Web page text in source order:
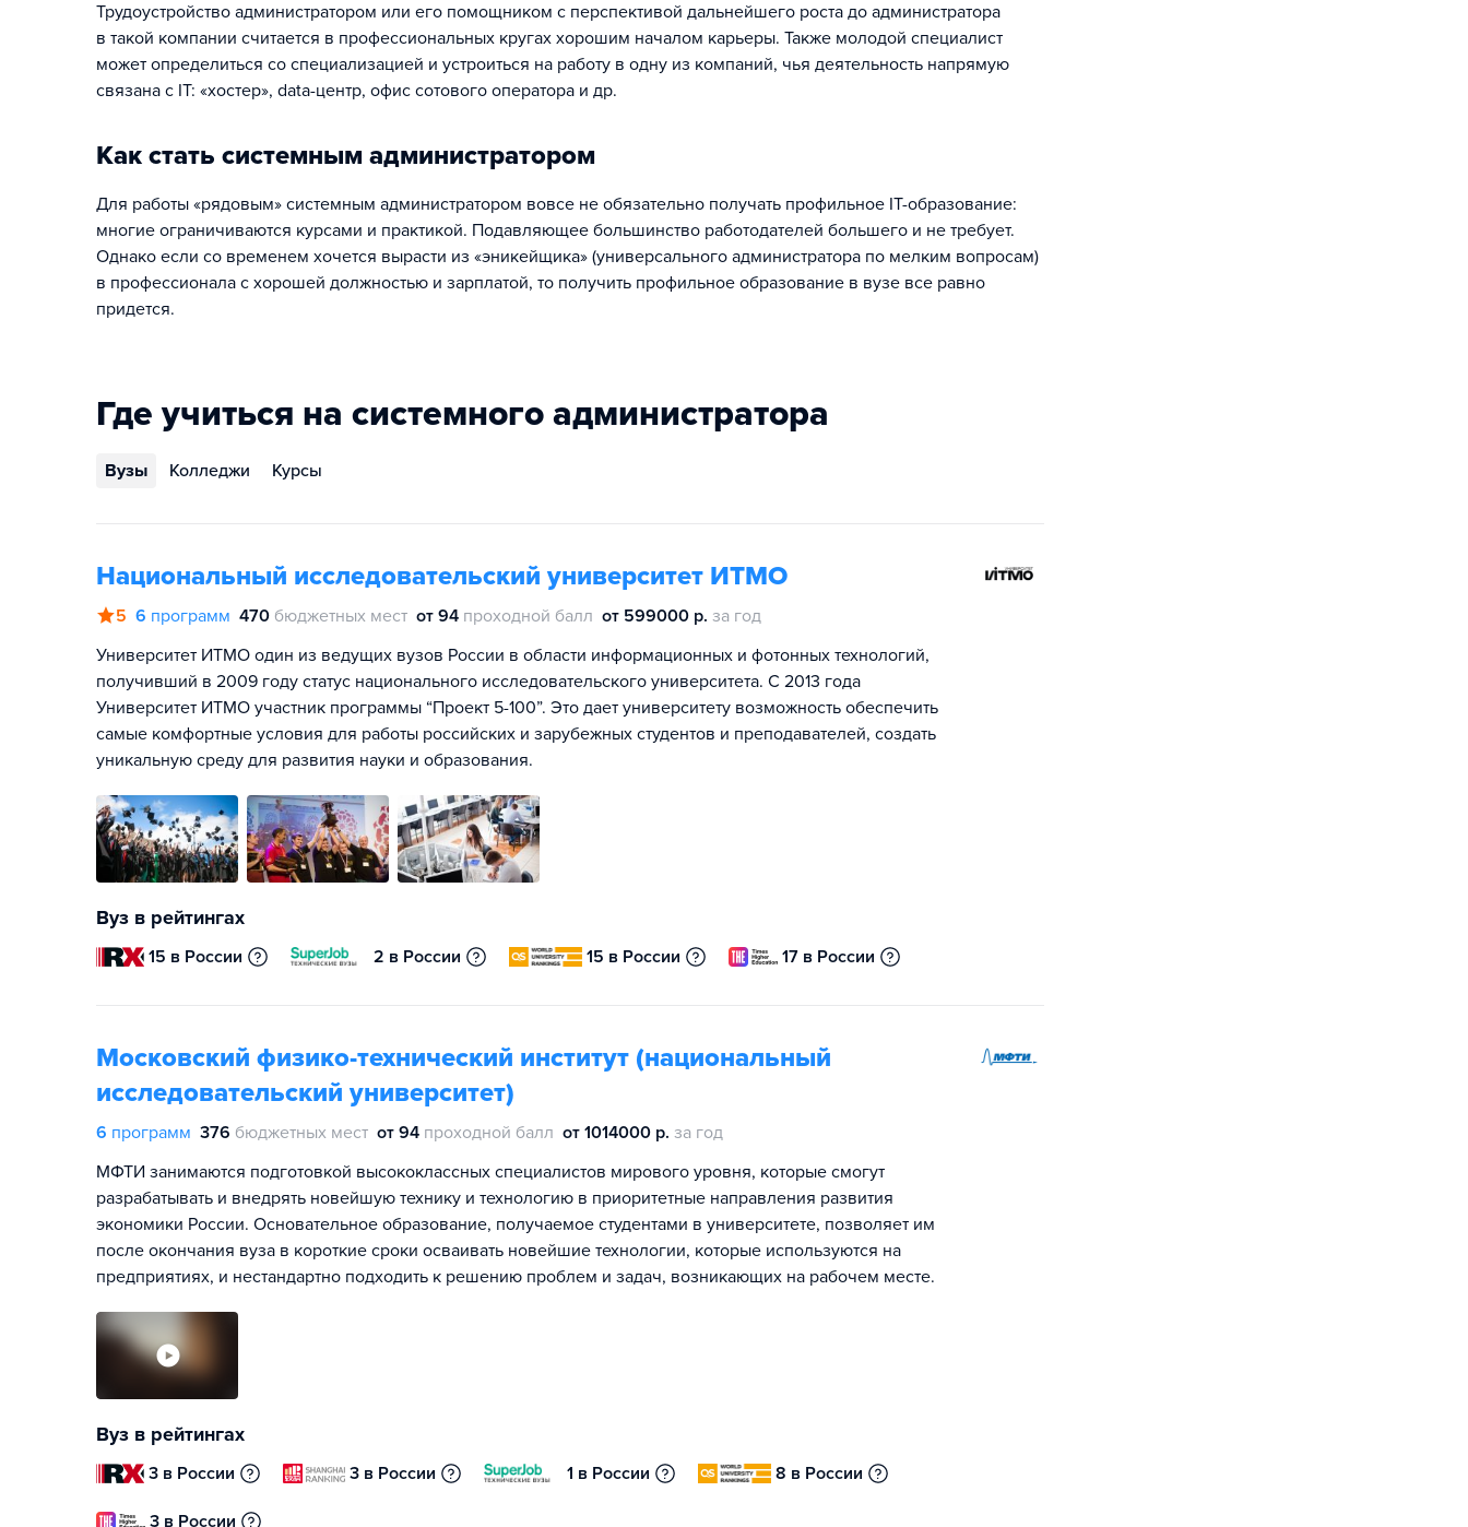
Трудоустройство администратором или его помощником с перспективой дальнейшего роста до администратора
в такой компании считается в профессиональных кругах хорошим началом карьеры. Также молодой специалист
может определиться со специализацией и устроиться на работу в одну из компаний, чья деятельность напрямую
связана с IT: «хостер», data-центр, офис сотового оператора и др.
Как стать системным администратором
Для работы «рядовым» системным администратором вовсе не обязательно получать профильное IT-образование:
многие ограничиваются курсами и практикой. Подавляющее большинство работодателей большего и не требует.
Однако если со временем хочется вырасти из «эникейщика» (универсального администратора по мелким вопросам)
в профессионала с хорошей должностью и зарплатой, то получить профильное образование в вузе все равно
придется.
Где учиться на системного администратора
Вузы Колледжи Курсы
Национальный исследовательский университет ИТМО
5 6 программ 470 бюджетных мест от 94 проходной балл от 599000 р. за год
Университет ИТМО один из ведущих вузов России в области информационных и фотонных технологий,
получивший в 2009 году статус национального исследовательского университета. С 2013 года
Университет ИТМО участник программы “Проект 5-100”. Это дает университету возможность обеспечить
самые комфортные условия для работы российских и зарубежных студентов и преподавателей, создать
уникальную среду для развития науки и образования.
Вуз в рейтингах
15 в России 2 в России 15 в России 17 в России
Московский физико-технический институт (национальный
исследовательский университет)
6 программ 376 бюджетных мест от 94 проходной балл от 1014000 р. за год
МФТИ занимаются подготовкой высококлассных специалистов мирового уровня, которые смогут
разрабатывать и внедрять новейшую технику и технологию в приоритетные направления развития
экономики России. Основательное образование, получаемое студентами в университете, позволяет им
после окончания вуза в короткие сроки осваивать новейшие технологии, которые используются на
предприятиях, и нестандартно подходить к решению проблем и задач, возникающих на рабочем месте.
Вуз в рейтингах
3 в России 3 в России 1 в России 8 в России
3 в России